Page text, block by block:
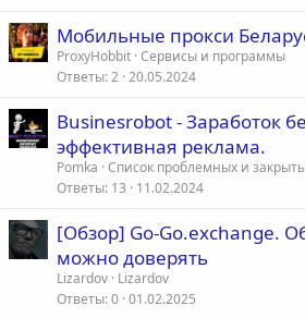
Мобильные прокси
ProxyHobbit Сервисы и программы
Ответы 2 20.05.2024
Businesrobot - Заработок
эффективная реклама.
Pomka Список проблемных и
Ответы 13 11.02.2024
[Обзор] Go-Go.exchange.
можно доверять
Lizardov Lizardov
Ответы 0 01.02.2025